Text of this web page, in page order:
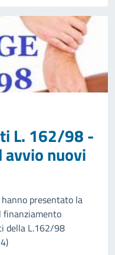
L. 162/98 -
avvio nuovi
presentato la
finanziamento
della L.162/98